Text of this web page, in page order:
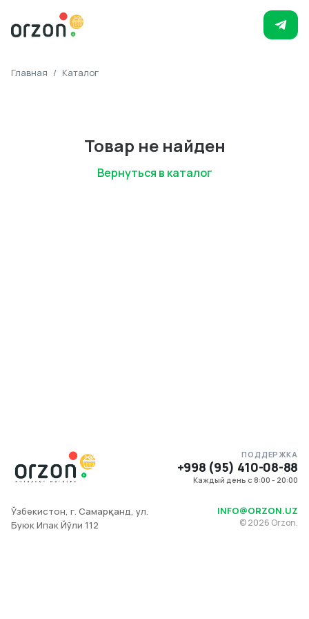
Главная / Каталог
Товар не найден
Вернуться в каталог
ПОДДЕРЖКА
+998 (95) 410-08-88
Каждый день с 8:00 - 20:00
Ўзбекистон, г. Самарқанд, ул.
Буюк Ипак Йўли 112
INFO@ORZON.UZ
©2026 Orzon.